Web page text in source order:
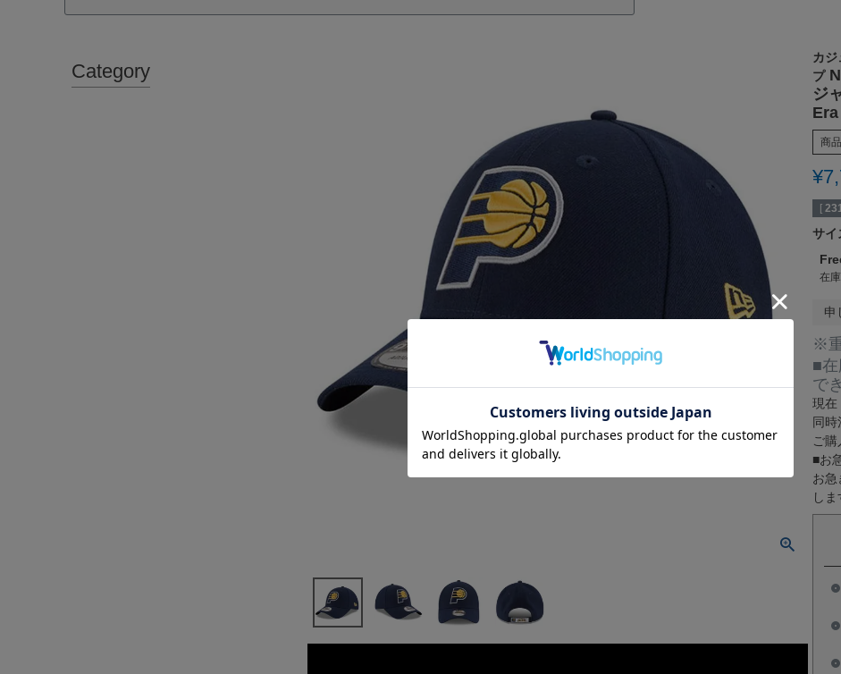
Category
カ
プ
ジ
商
¥
[ 231
サイ
在
申
※
■
で
現在
同時
ご
■お
お急
しま